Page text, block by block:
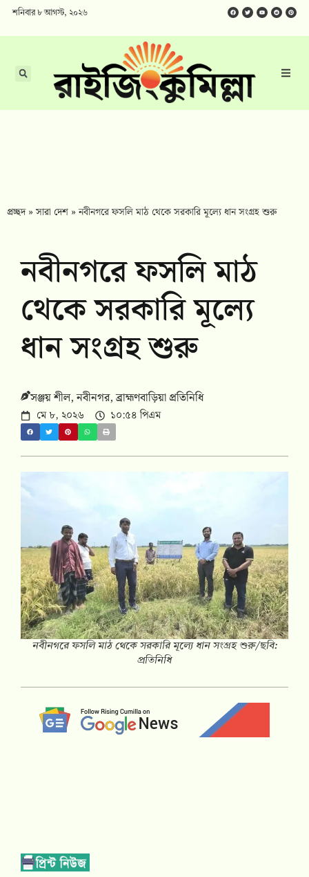
শনিবার ৮ আগস্ট, ২০২৬
প্রচ্ছদ»সারা দেশ »নবীনগরে ফসলি মাঠ থেকে সরকারি মূল্যে ধান সংগ্রহ শুরু
নবীনগরে ফসলি মাঠ
থেকে সরকারি মূল্যে
ধান সংগ্রহ শুরু
সঞ্জয় শীল, নবীনগর, ব্রাহ্মণবাড়িয়া প্রতিনিধি
মে ৮, ২০২৬ ১০:৫৪ পিএম
নবীনগরে ফসলি মাঠ থেকে সরকারি মূল্যে ধান সংগ্রহ শুরু/ছবি:
প্রতিনিধি